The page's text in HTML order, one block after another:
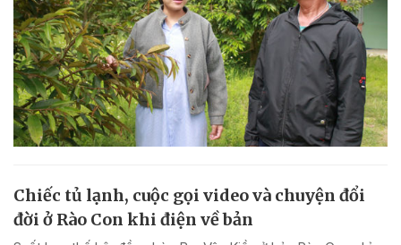
Chiếc tủ lạnh, cuộc gọi video và chuyện đổi
đời ở Rào Con khi điện về bản